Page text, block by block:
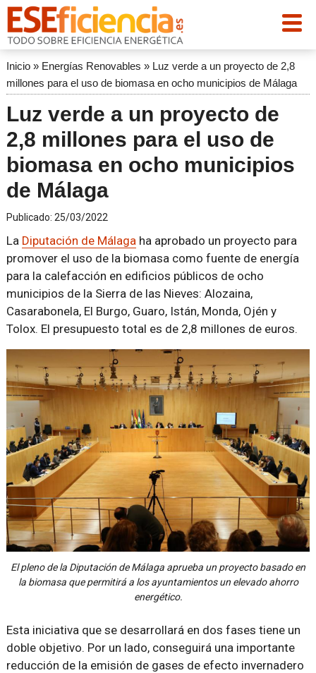
Inicio» Energías Renovables » Luz verde a un proyecto de 2,8
millones para el uso de biomasa en ocho municipios de Málaga
Luz verde a un proyecto de
2,8 millones para el uso de
biomasa en ocho municipios
de Málaga
Publicado: 25/03/2022
La Diputación de Málagaha aprobado un proyecto para
promover el uso de la biomasa como fuente de energía
para la calefacción en edificios públicos de ocho
municipios de la Sierra de las Nieves: Alozaina,
Casarabonela, El Burgo, Guaro, Istán, Monda, Ojén y
Tolox. El presupuesto total es de 2,8 millones de euros.
El pleno de la Diputación de Málaga aprueba un proyecto basado en
la biomasa que permitirá a los ayuntamientos un elevado ahorro
energético.
Esta iniciativa que se desarrollará en dos fases tiene un
doble objetivo. Por un lado, conseguirá una importante
reducción de la emisión de gases de efecto invernadero